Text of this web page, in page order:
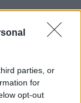
parties, or
for
opt-out